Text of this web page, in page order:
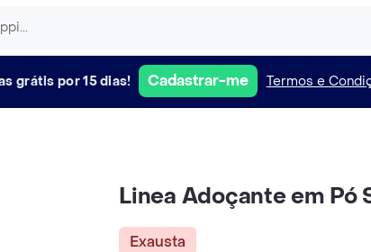
grátis por 15 dias! Cadastrar-me Termos e
Linea Adoçante em Pó
Exausta